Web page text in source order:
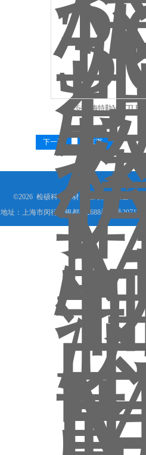
30026460梅特勒
ME303/02现货特惠
下一页
末页
©2026 检硕科学器材（上海）有限公司
地址：上海市闵行区银都路2688弄28号2071